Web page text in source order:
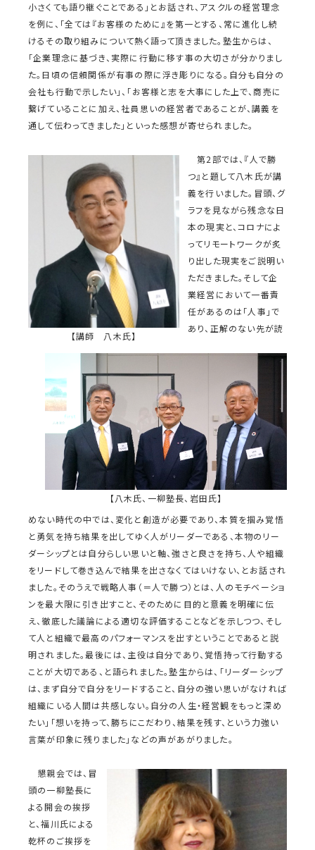
小さくても語り継ぐことである」とお話され、アスクルの経営理念
を例に、「全ては『お客様のために』を第一とする、常に進化し続
けるその取り組みについて熱く語って頂きました。塾生からは、
「企業理念に基づき、実際に行動に移す事の大切さが分かりまし
た。日頃の信頼関係が有事の際に浮き彫りになる。自分も自分の
会社も行動で示したい」、「お客様と志を大事にした上で、商売に
繋げていることに加え、社員思いの経営者であることが、講義を
通して伝わってきました」といった感想が寄せられました。
【講師 八木氏】
【八木氏、一柳塾長、岩田氏】
第2部では、『人で勝
つ』と題して八木氏が講
義を行いました。冒頭、グ
ラフを見ながら残念な日
本の現実と、コロナによ
ってリモートワークが炙
り出した現実をご説明い
ただきました。そして企
業経営において一番責
任があるのは「人事」で
あり、正解のない先が読
めない時代の中では、変化と創造が必要であり、本質を掴み覚悟
と勇気を持ち結果を出してゆく人がリーダーである、本物のリー
ダーシップとは自分らしい思いと軸、強さと良さを持ち、人や組織
をリードして巻き込んで結果を出さなくてはいけない、とお話され
ました。そのうえで戦略人事（＝人で勝つ）とは、人のモチベーショ
ンを最大限に引き出すこと、そのために目的と意義を明確に伝
え、徹底した議論による適切な評価することなどを示しつつ、そし
て人と組織で最高のパフォーマンスを出すということであると説
明されました。最後には、主役は自分であり、覚悟持って行動する
ことが大切である、と語られました。塾生からは、「リーダーシップ
は、まず自分で自分をリードすること、自分の強い思いがなければ
組織にいる人間は共感しない。自分の人生・経営観をもっと深め
たい」「想いを持って、勝ちにこだわり、結果を残す、という力強い
言葉が印象に残りました」などの声があがりました。
懇親会では、冒
頭の一柳塾長に
よる開会の挨拶
と、福川氏による
乾杯のご挨拶を